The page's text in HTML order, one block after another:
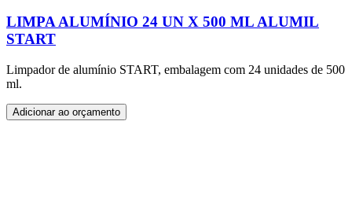
LIMPA ALUMÍNIO 24 UN X 500 ML ALUMIL
START
Limpador de alumínio START, embalagem com 24 unidades de 500
ml.
Adicionar ao orçamento